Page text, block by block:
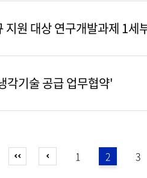
원 대상 연구개발과제 1세
각기술 공급 업무협약'
1 2 3